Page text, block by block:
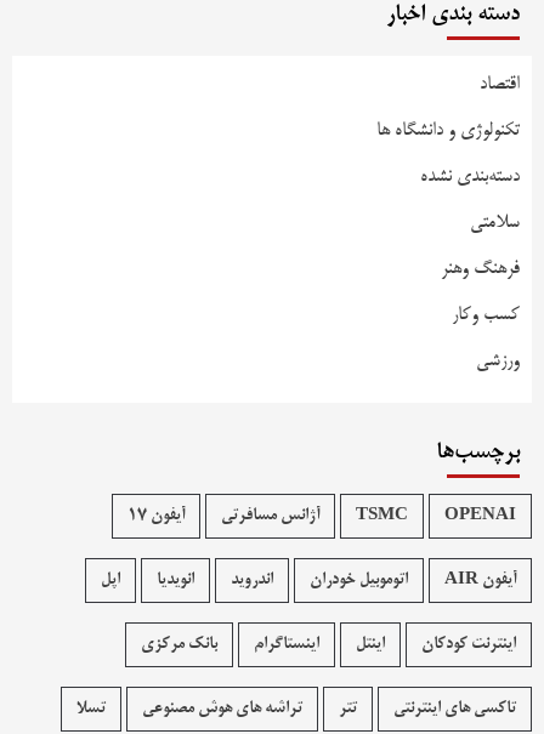
دسته بندی اخبار
اقتصاد
تکنولوژی و دانشگاه ها
دسته‌بندی نشده
سلامتی
فرهنگ وهنر
کسب وکار
ورزشی
برچسب‌ها
OPENAI
TSMC آژانس مسافرتی آیفون 17
آیفون AIR اتوموبیل خودران اندروید انویدیا اپل
اینترنت کودکان اینتل اینستاگرام بانک مرکزی
تاکسی های اینترنتی تتر تراشه های هوش مصنوعی تسلا